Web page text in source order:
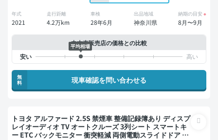
年式
2021
走行距離
4.2万km
車検
28年6月
出品地域
神奈川県
納期の目安 ※
8月〜9月
中古車販売店の価格との比較
平均相場
無
料
現車確認を問い合わせる
トヨタ アルファード 2.5S 禁煙車 整備記録簿あり ディスプ
レイオーディオ TV オートクルーズ 3列シート スマートキ
ー ETC バックモニター 衝突軽減 両側電動スライドドア 7